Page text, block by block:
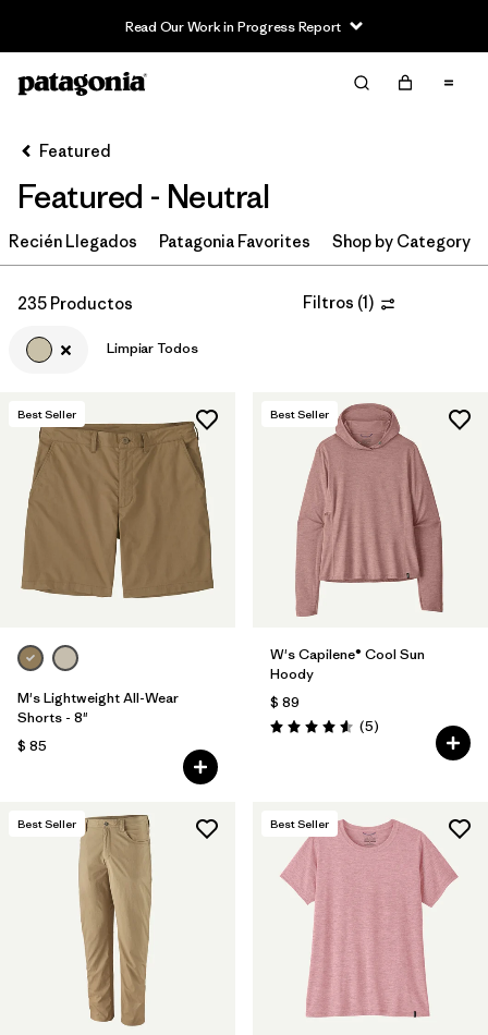
Read Our Work in Progress Report
Filter & Sort Limpiar Todos
Ordenar Por
Filtrar por
Category
Filtrar por
Price
Filtrar por
Size
Filtrar por
Fit
Filtrar por
Color
Filtrar por
Features & Processes
Filtrar por
Materials & Fabric
Filtrar por
Product Family
Filtrar por
Volume
Filtrar por
Featured
Featured - Neutral
Recién Llegados Patagonia Favorites Shop by Category
235 Productos Filtros (1)
Limpiar Todos
Best Seller
M's Lightweight All-Wear
Shorts - 8"
$ 85
Best Seller
W's Capilene® Cool Sun
Hoody
$ 89
Valoración: 4.6 / 5
(5Comentarios
)
Best Seller Best Seller